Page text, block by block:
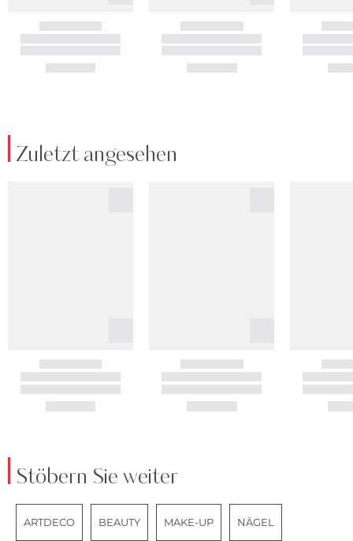
Zuletzt angesehen
Stöbern Sie weiter
ARTDECO BEAUTY MAKE-UP NÄGEL